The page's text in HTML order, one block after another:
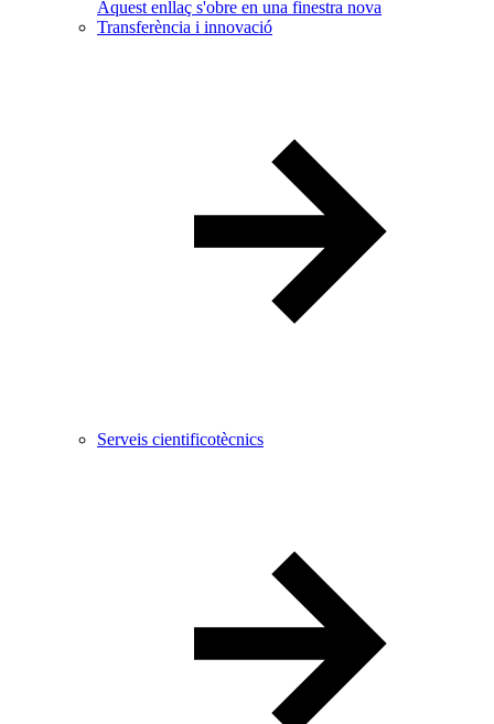
Aquest enllaç s'obre en una finestra nova
Transferència i innovació
Serveis cientificotècnics